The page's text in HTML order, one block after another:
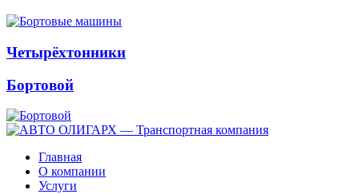
Четырёхтонники
Бортовой
Главная
О компании
Услуги